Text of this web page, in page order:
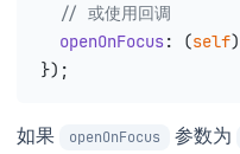
  // 或使用回调
  openOnFocus
: (self)
});
如果 openOnFocus 参数为